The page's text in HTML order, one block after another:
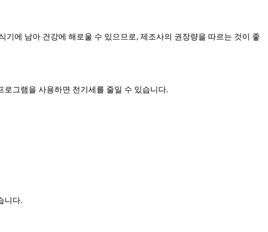
에 남아 건강에 해로울 수 있으므로, 제조사의 권장량을 따르는 것이 좋
그램을 사용하면 전기세를 줄일 수 있습니다.
니다.